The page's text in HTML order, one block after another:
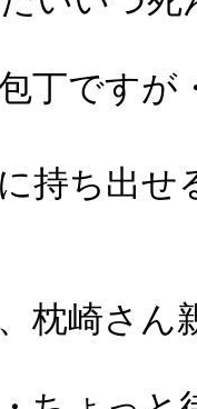
丁です
持ち出せ
枕崎さん